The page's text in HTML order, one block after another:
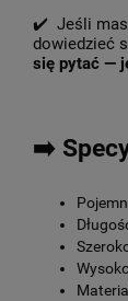
✔️ Jeśli
dowiedzieć
się pytać —
➡️